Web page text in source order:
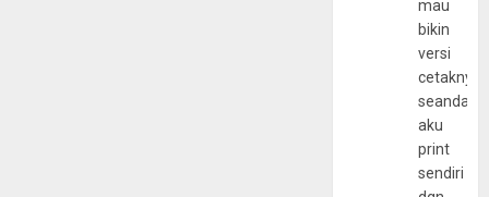
mau
bikin
versi
cetaknya
aku
print
sendiri